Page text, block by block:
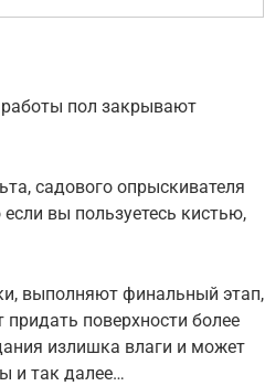
пол закрывают
садового опрыскивателя
вы пользуетесь кистью,
выполняют финальный этап,
поверхности более
излишка влаги и может
и так далее…